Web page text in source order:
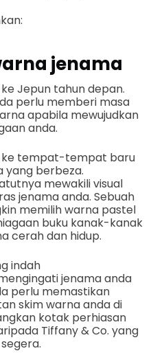
jenama
Jepun tahun depan.
perlu memberi masa
apabila mewujudkan
anda.
ke tempat-tempat baru
yang berbeza.
mewakili visual
jenama anda. Sebuah
memilih warna pastel
buku kanak-kanak
cerah dan hidup.
indah
jenama anda
perlu memastikan
skim warna anda di
kotak perhiasan
Tiffany & Co. yang